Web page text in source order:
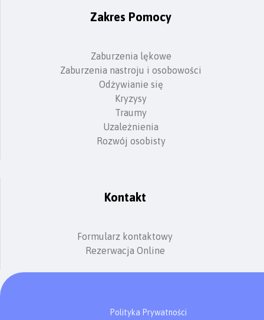
Zakres Pomocy
Zaburzenia lękowe
Zaburzenia nastroju i osobowości
Odżywianie się
Kryzysy
Traumy
Uzależnienia
Rozwój osobisty
Kontakt
Formularz kontaktowy
Rezerwacja Online
Polityka Prywatności